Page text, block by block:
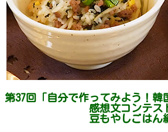
第37回「自分で作ってみよう！韓
感想文コンテス
豆もやしごはん